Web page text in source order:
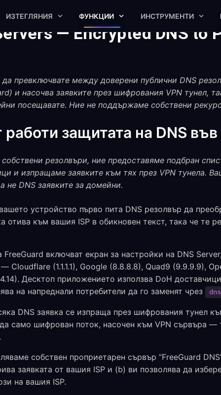
ИЗТЕГЛЯНИЯ ФУНКЦИИ ИНСТРУМЕНТИ
— Encrypted DNS to
да превключвате между доверени публични DNS
и насочва заявките през шифрования VPN тунел,
посещавате. Ние не поддържаме собствени
защитата на DNS
резолвъри, ние предоставяме подбран
и изпращаме заявките към тях през VPN тунела.
не DNS заявките за домейни.
устройство първо пита DNS резолвър да
отива към вашия ISP в обикновен текст, така че те
включват екран за настройки на DNS
Cloudflare (1.1.1.1), Google (8.8.8.8), Quad9 (9.9.9.9),
Десктоп приложението използва DoH
на напреднали потребители да го заменят чрез
DNS заявка се изпраща през шифрования тунел
само шифрован поток, насочен към VPN сървъра —
собствен проприетарен сървър “FreeGuard
заявката от вашия ISP и (b) ви позволява да
на вашия ISP.